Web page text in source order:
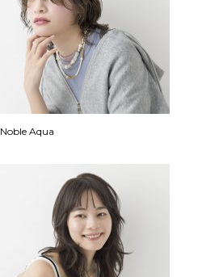
Noble Aqua